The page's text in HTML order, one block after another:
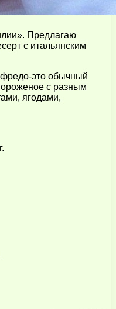
Предлагаю
с итальянским
это обычный
с разным
ягодами,